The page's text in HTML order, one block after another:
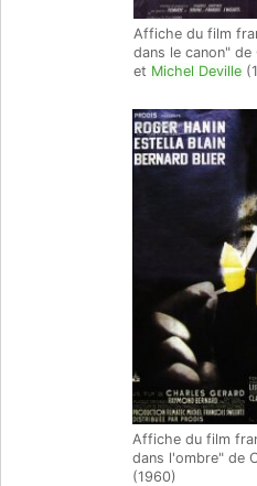
Affiche du film
dans le canon" de
et Michel Deville
Affiche du film
dans l'ombre" de
(1960)